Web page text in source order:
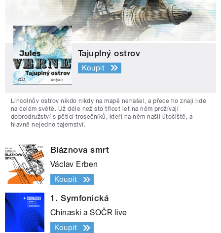
Tajuplný ostrov
Koupit
Lincolnův ostrov nikdo nikdy na mapě nenašel, a přece ho znají lidé
na celém světě. Už déle než sto třicet let na něm prožívají
dobrodružství s pěticí trosečníků, kteří na něm našli útočiště, a
hlavně nejedno tajemství.
Bláznova smrt
Václav Erben
Koupit
1. Symfonická
Chinaski a SOČR live
Koupit